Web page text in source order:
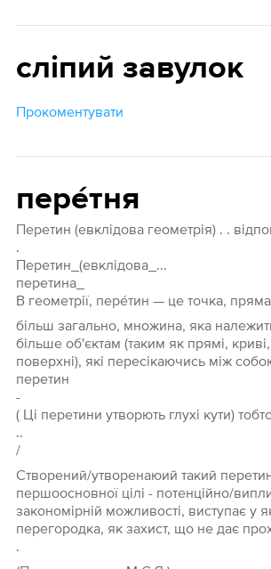
сліпий завулок
Прокоментувати
пере́тня
Перетин (евклідова геометрія) . .
.
Перетин_(евклідова_...
перетина_
В геометрії, пере́тин — це точка,
більш загально, множина, яка
більше об'єктам (таким як прямі,
поверхні), які пересікаючись між
перетин
-
( Ці перетини утворють глухі кути)
..
/
Створений/утворенаюий такий
першоосновної цілі - потенційно/
закономірній можливості, виступає у
перегородка, як захист, що не дає
.